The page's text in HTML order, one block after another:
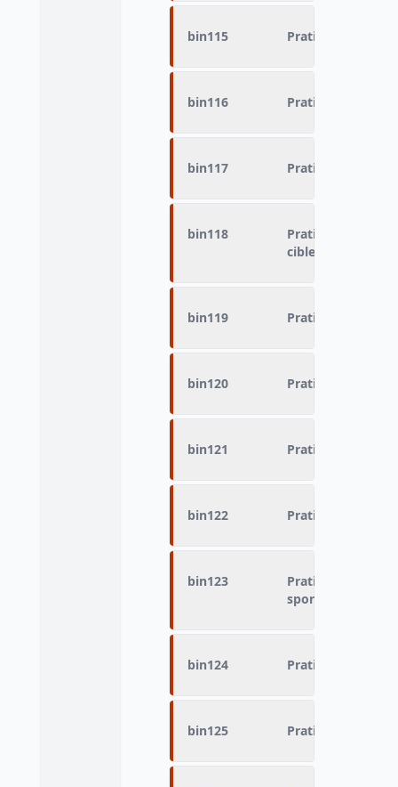
bin115 Pratique du
bin116 Pratique du sport
bin117 Pratique du
bin118
Pratique du
cible
bin119 Pratique du
bin120 Pratique du sport
bin121 Pratique du sport
bin122 Pratique du
bin123
Pratique du
sports de boules
bin124 Pratique du
bin125 Pratique du